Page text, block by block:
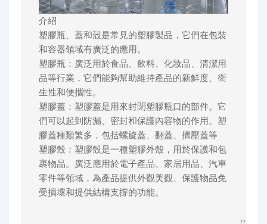
介紹
塑膠瓶、蓋和殼是常見的塑膠製品，它們在包裝
和容器領域有廣泛的應用。
塑膠瓶：廣泛用於食品、飲料、化妝品、清潔用
品等行業，它們能夠幫助維持產品的新鮮度、衛
生性和便攜性。
塑膠蓋：塑膠蓋是用來封閉塑膠瓶口的部件。它
們可以起到防漏、密封和保護內容物的作用。塑
膠蓋種類繁多，包括螺旋蓋、翻蓋、擠壓蓋等
塑膠殼：塑膠殼是一種塑膠外殼，用於保護和包
裹物品。廣泛應用於電子產品、家居用品、汽車
零件等領域，為產品提供外觀美觀、保護物品免
受損壞和提供結構支撐的功能。